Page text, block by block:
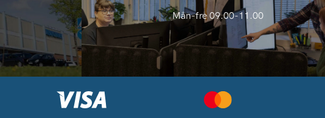
Mån-fre 09.00-11.00